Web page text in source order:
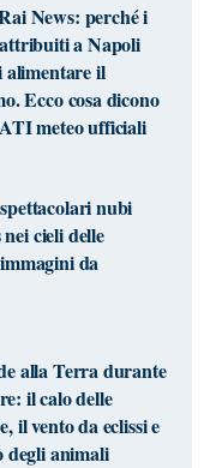
News: perché i
a Napoli
alimentare il
Ecco cosa dicono
meteo ufficiali
nubi
cieli delle
da
alla Terra durante
il calo delle
il vento da eclissi e
degli animali